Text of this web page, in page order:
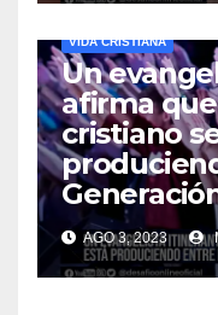
VIDA CRISTIANA
Un
afirma
cristiano
AGO 3, 2023